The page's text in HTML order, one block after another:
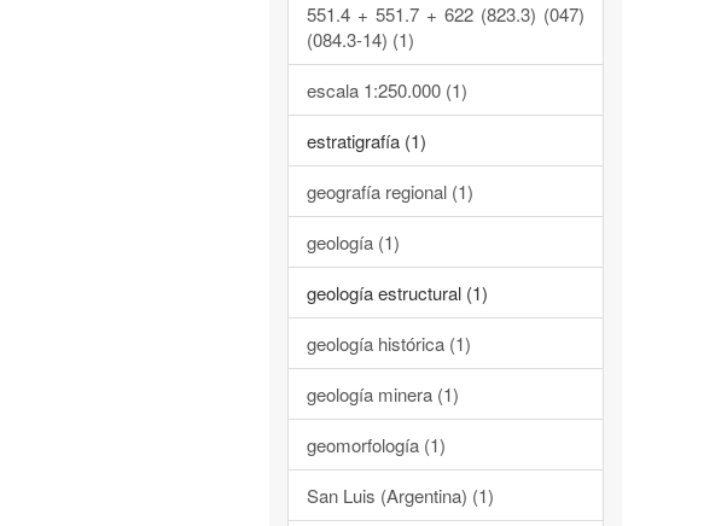
551.4 + 551.7 + 622 (823.3) (047)
(084.3-14) (1)
escala 1:250.000 (1)
estratigrafía (1)
geografía regional (1)
geología (1)
geología estructural (1)
geología histórica (1)
geología minera (1)
geomorfología (1)
San Luis (Argentina) (1)